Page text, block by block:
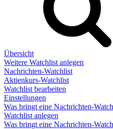
Übersicht
Weitere Watchlist anlegen
Nachrichten-Watchlist
Aktienkurs-Watchlist
Watchlist bearbeiten
Einstellungen
Was bringt eine Nachrichten-
Watchlist anlegen
Was bringt eine Nachrichten-